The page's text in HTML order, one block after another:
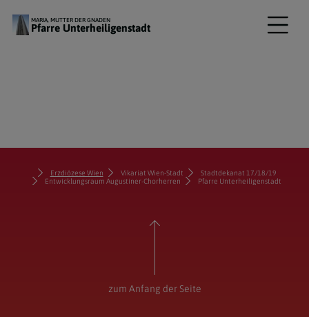
MARIA, MUTTER DER GNADEN
Pfarre Unterheiligenstadt
Erzdiözese Wien Vikariat Wien-Stadt
Stadtdekanat 17/18/19
Entwicklungsraum Augustiner-Chorherren
Pfarre Unterheiligenstadt
zum Anfang der Seite